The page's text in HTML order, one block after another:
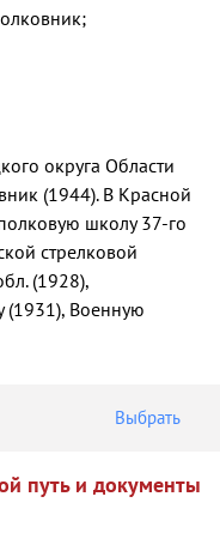
округа Области
(1944). В Красной
школу 37-го
стрелковой
(1928),
(1931), Военную
Выбрать
путь и документы